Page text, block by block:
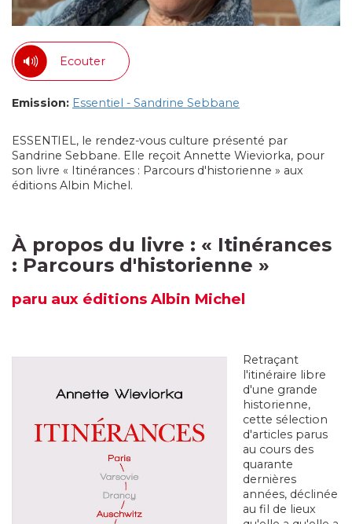
Ecouter
Emission: Essentiel - Sandrine Sebbane
ESSENTIEL, le rendez-vous culture présenté par
Sandrine Sebbane. Elle reçoit Annette Wieviorka, pour
son livre « Itinérances : Parcours d'historienne » aux
éditions Albin Michel.
À propos du livre : « Itinérances
: Parcours d'historienne »
paru aux éditions Albin Michel
Retraçant
l'itinéraire libre
d'une grande
historienne,
cette sélection
d'articles parus
au cours des
quarante
dernières
années, déclinée
au fil de lieux